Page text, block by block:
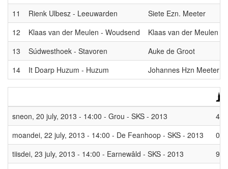
11
Rienk Ulbesz - Leeuwarden
Siete Ezn. Meeter
12
Klaas van der Meulen - Woudsend
Klaas van der Meulen
13
Súdwesthoek - Stavoren
Auke de Groot
14
It Doarp Huzum - Huzum Johannes Hzn Meeter
sneon, 20 july, 2013 - 14:00 - Grou - SKS - 2013
4
moandei, 22 july, 2013 - 14:00 - De Feanhoop - SKS - 2013
0
tiisdei, 23 july, 2013 - 14:00 - Earnewâld - SKS - 2013
9